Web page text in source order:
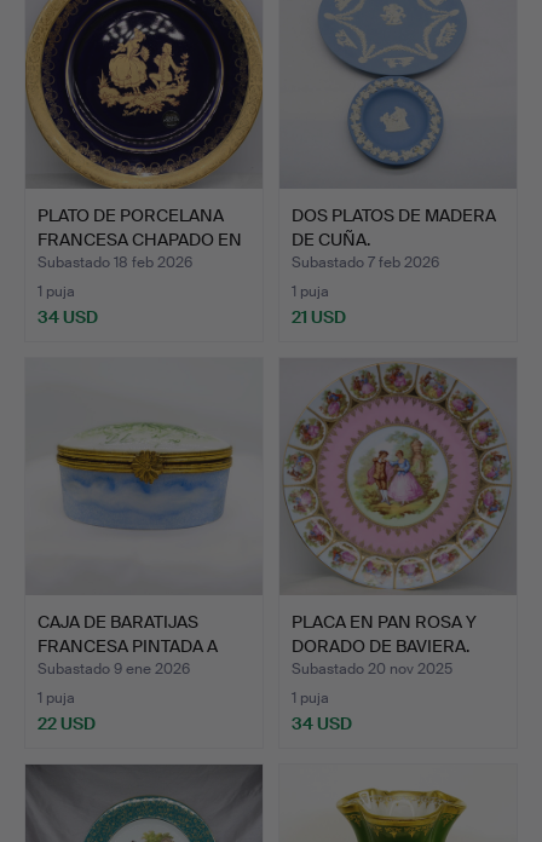
PLATO DE PORCELANA
FRANCESA CHAPADO EN
ORO…
Subastado 18 feb 2026
1 puja
34 USD
DOS PLATOS DE MADERA
DE CUÑA.
Subastado 7 feb 2026
1 puja
21 USD
CAJA DE BARATIJAS
FRANCESA PINTADA A
MANO.
Subastado 9 ene 2026
1 puja
22 USD
PLACA EN PAN ROSA Y
DORADO DE BAVIERA.
Subastado 20 nov 2025
1 puja
34 USD